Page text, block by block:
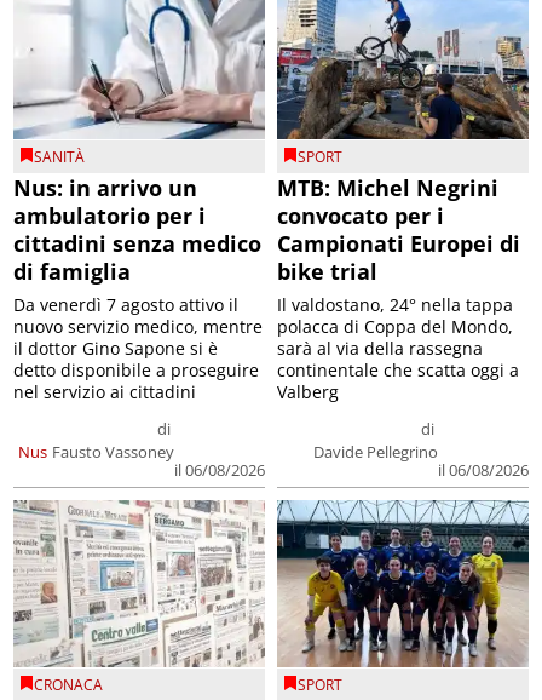
SANITÀ
Nus: in arrivo un
ambulatorio per i
cittadini senza medico
di famiglia
Nus
di
Fausto Vassoney
il 06/08/2026
Da venerdì 7 agosto attivo il
nuovo servizio medico, mentre
il dottor Gino Sapone si è
detto disponibile a proseguire
nel servizio ai cittadini
SPORT
MTB: Michel Negrini
convocato per i
Campionati Europei di
bike trial
di
Davide Pellegrino
il 06/08/2026
Il valdostano, 24° nella tappa
polacca di Coppa del Mondo,
sarà al via della rassegna
continentale che scatta oggi a
Valberg
CRONACA SPORT